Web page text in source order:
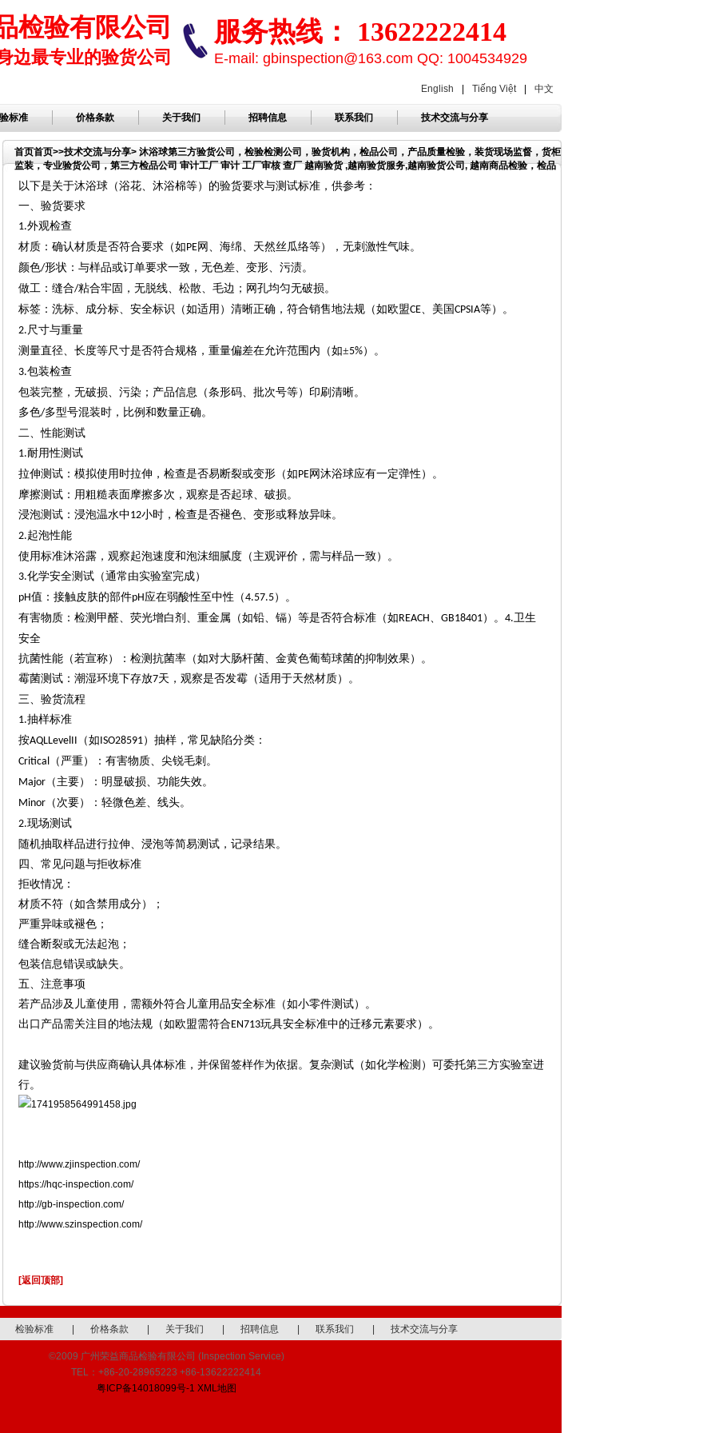
检验有限公司
边最专业的验货公司
服务热线： 13622222414
E-mail: gbinspection@163.com QQ: 1004534929
English Tiếng Việt 中文
标准 价格条款 关于我们 招聘信息 联系我们 技术交流与分享
首页首页>>技术交流与分享> 沐浴球第三方验货公司，检验检测公司，验货机构，检品公司，产品质量检验，装货现场监督，货柜
监装，专业验货公司，第三方检品公司 审计工厂 审计 工厂审核 查厂 越南验货 ,越南验货服务,越南验货公司, 越南商品检验，检品
公司，服装检品，鞋子检品公司，验货服务
以下是关于沐浴球（浴花、沐浴棉等）的验货要求与测试标准，供参考：
一、验货要求
1.外观检查
材质：确认材质是否符合要求（如PE网、海绵、天然丝瓜络等），无刺激性气味。
颜色/形状：与样品或订单要求一致，无色差、变形、污渍。
做工：缝合/粘合牢固，无脱线、松散、毛边；网孔均匀无破损。
标签：洗标、成分标、安全标识（如适用）清晰正确，符合销售地法规（如欧盟CE、美国 CPSIA等）。
2. 尺寸与重量
测量直径、长度等尺寸是否符合规格，重量偏差在允许范围内（如±5%）。
3.包装检查
包装完整，无破损、污染；产品信息（条形码、批次号等）印刷清晰。
多色/多型号混装时，比例和数量正确。
二、性能测试
1.耐用性测试
拉伸测试：模拟使用时拉伸，检查是否易断裂或变形（如PE网沐浴球应有一定弹性）。
摩擦测试：用粗糙表面摩擦多次，观察是否起球、破损。
浸泡测试：浸泡温水中12小时，检查是否褪色、变形或释放异味。
2.起泡性能
使用标准沐浴露，观察起泡速度和泡沫细腻度（主观评价，需与样品一致）。
3.化学安全测试（通常由实验室完成）
pH值：接触皮肤的部件pH应在弱酸性至中性（4.57.5）。
有害物质：检测甲醛、荧光增白剂、重金属（如铅、镉）等是否符合标准（如REACH、 GB18401）。 4.卫生
安全
抗菌性能（若宣称）：检测抗菌率（如对大肠杆菌、金黄色葡萄球菌的抑制效果）。
霉菌测试：潮湿环境下存放7天，观察是否发霉（适用于天然材质）。
三、验货流程
1.抽样标准
按AQLLevelII （如ISO28591）抽样，常见缺陷分类：
Critical （严重）：有害物质、尖锐毛刺。
Major （主要）：明显破损、功能失效。
Minor （次要）：轻微色差、线头。
2.现场测试
随机抽取样品进行拉伸、浸泡等简易测试，记录结果。
四、常见问题与拒收标准
拒收情况：
材质不符（如含禁用成分）；
严重异味或褪色；
缝合断裂或无法起泡；
包装信息错误或缺失。
五、注意事项
若产品涉及儿童使用，需额外符合儿童用品安全标准（如小零件测试）。
出口产品需关注目的地法规（如欧盟需符合EN713玩具安全标准中的迁移元素要求）。
建议验货前与供应商确认具体标准，并保留签样作为依据。复杂测试（如化学检测）可委托第三方实验室进
行。
http://www.zjinspection.com/
https://hqc-inspection.com/
http://gb-inspection.com/
http://www.szinspection.com/
[返回顶部]
检验标准 价格条款 关于我们 招聘信息 联系我们 技术交流与分享
©2009 广州荣益商品检验有限公司 (Inspection Service)
TEL：+86-20-28965223 +86-13622222414
粤ICP备14018099号-1 XML地图